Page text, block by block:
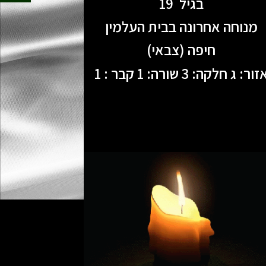
מנוחה אחרונה בבית העלמין
חיפה (צבאי)
ג חלקה: 3 שורה: 1 קבר : 1